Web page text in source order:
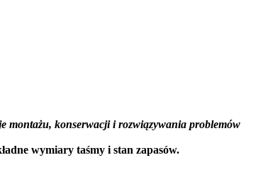
montażu, konserwacji i rozwiązywania problemów
wymiary taśmy i stan zapasów.